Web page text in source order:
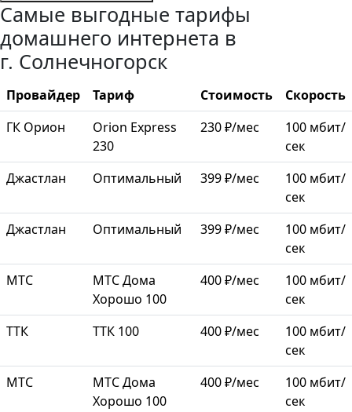
Самые выгодные тарифы
домашнего интернета в
г. Солнечногорск
Провайдер Тариф Стоимость
Скорость
ГК Орион
Orion Express
230
230 ₽/мес
100 мбит/
сек
Джастлан
Оптимальный 399 ₽/мес
100 мбит/
сек
Джастлан
Оптимальный 399 ₽/мес
100 мбит/
сек
МТС
МТС Дома
Хорошо 100
400 ₽/мес
100 мбит/
сек
ТТК
ТТК 100 400 ₽/мес
100 мбит/
сек
МТС
МТС Дома
Хорошо 100
400 ₽/мес
100 мбит/
сек